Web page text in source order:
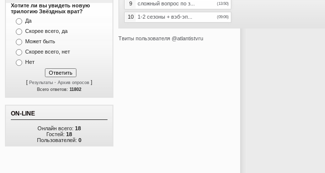
Хотите ли вы увидеть новую
трилогию Звёздных врат?
Да
Скорее всего, да
Может быть
Скорее всего, нет
Нет
[ Результаты · Архив опросов ]
Всего ответов: 11802
ON-LINE
Онлайн всего: 18
Гостей: 18
Пользователей: 0
9 сложный вопрос по з... (13:50)
10 1-2 сезоны + вэб-эп... (09:06)
Твиты пользователя @atlantistvru